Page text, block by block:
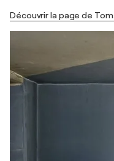
Découvrir la page de